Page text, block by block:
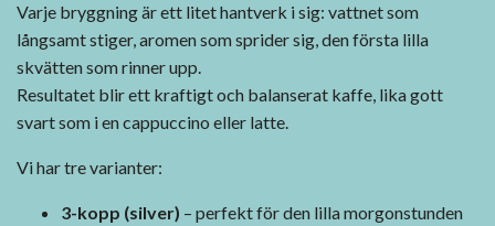
Varje bryggning är ett litet hantverk i sig: vattnet som
långsamt stiger, aromen som sprider sig, den första lilla
skvätten som rinner upp.
Resultatet blir ett kraftigt och balanserat kaffe, lika gott
svart som i en cappuccino eller latte.
Vi har tre varianter:
3-kopp (silver) – perfekt för den lilla morgonstunden